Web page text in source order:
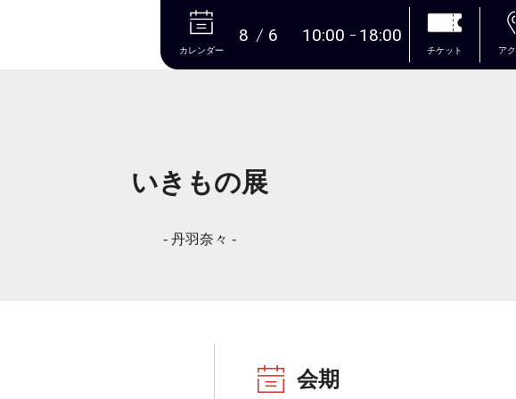
本文へ
カレンダー
8 6 10:00 18:00
チケット ア
いきもの展
- 丹羽奈々 -
会期